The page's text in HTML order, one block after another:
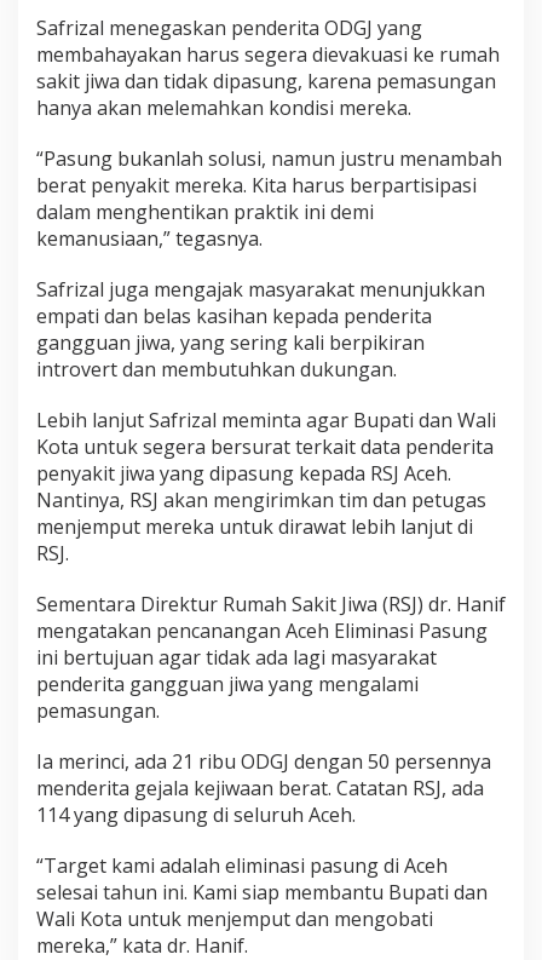
c
u
r
a
Safrizal menegaskan penderita ODGJ yang
membahayakan harus segera dievakuasi ke rumah
sakit jiwa dan tidak dipasung, karena pemasungan
hanya akan melemahkan kondisi mereka.
“Pasung bukanlah solusi, namun justru menambah
berat penyakit mereka. Kita harus berpartisipasi
dalam menghentikan praktik ini demi
kemanusiaan,” tegasnya.
Safrizal juga mengajak masyarakat menunjukkan
empati dan belas kasihan kepada penderita
gangguan jiwa, yang sering kali berpikiran
introvert dan membutuhkan dukungan.
Lebih lanjut Safrizal meminta agar Bupati dan Wali
Kota untuk segera bersurat terkait data penderita
penyakit jiwa yang dipasung kepada RSJ Aceh.
Nantinya, RSJ akan mengirimkan tim dan petugas
menjemput mereka untuk dirawat lebih lanjut di
RSJ.
Sementara Direktur Rumah Sakit Jiwa (RSJ) dr. Hanif
mengatakan pencanangan Aceh Eliminasi Pasung
ini bertujuan agar tidak ada lagi masyarakat
penderita gangguan jiwa yang mengalami
pemasungan.
Ia merinci, ada 21 ribu ODGJ dengan 50 persennya
menderita gejala kejiwaan berat. Catatan RSJ, ada
114 yang dipasung di seluruh Aceh.
“Target kami adalah eliminasi pasung di Aceh
selesai tahun ini. Kami siap membantu Bupati dan
Wali Kota untuk menjemput dan mengobati
mereka,” kata dr. Hanif.